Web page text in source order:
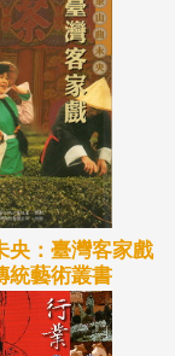
央：臺灣客家戲
統藝術叢書